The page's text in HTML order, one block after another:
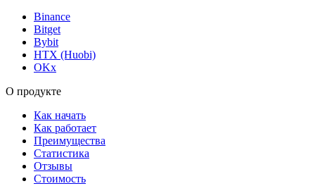
Binance
Bitget
Bybit
HTX (Huobi)
OKx
О продукте
Как начать
Как работает
Преимущества
Статистика
Отзывы
Стоимость